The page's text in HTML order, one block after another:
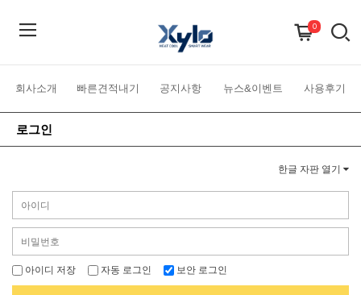
0
회사소개 빠른견적내기 공지사항 뉴스&이벤트 사용후기
로그인
한글 자판 열기
아이디 저장 자동 로그인 보안 로그인